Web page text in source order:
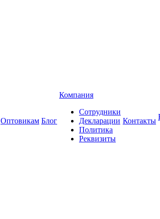
Оптовикам Блог
Компания
Сотрудники
Декларации
Политика
Реквизиты
Контакты